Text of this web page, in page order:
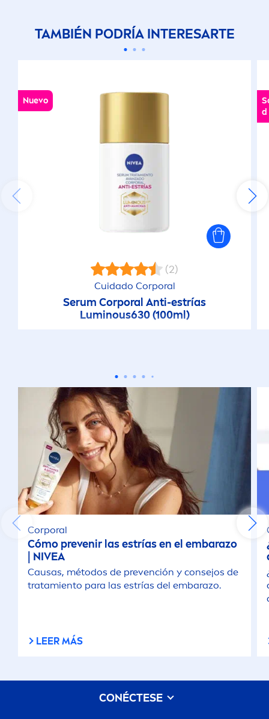
TAMBIÉN PODRÍA INTERESARTE
Nuevo
(2)
Cuidado Corporal
Serum Corporal Anti-estrías
Luminous630 (100ml)
d
Corporal
Cómo prevenir las estrías en el embarazo
NIVEA
Causas, métodos de prevención y consejos de
tratamiento para las estrías del embarazo.
LEER MÁS
CONÉCTESE